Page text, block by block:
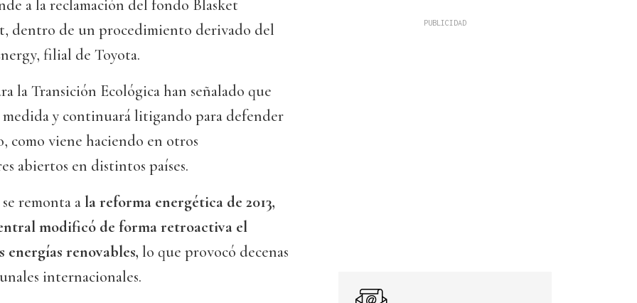
a la reclamación del fondo Blasket
dentro de un procedimiento derivado del
filial de Toyota.
la Transición Ecológica han señalado que
medida y continuará litigando para defender
como viene haciendo en otros
abiertos en distintos países.
remonta a la reforma energética de 2013,
modificó de forma retroactiva el
energías renovables, lo que provocó decenas
internacionales.